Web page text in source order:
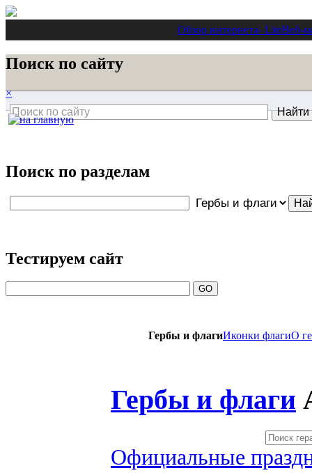
Обзор интернета- LiteВеб-
Поиск по сайту
×
Поиск по разделам
Тестируем сайт
Гербы и флагиИконки флагиO
Гербы и флаги
Официальные